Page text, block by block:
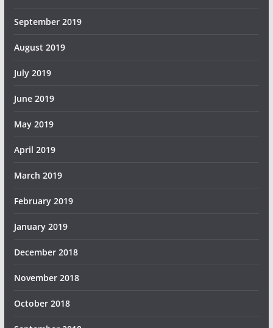
September 2019
August 2019
July 2019
June 2019
May 2019
April 2019
March 2019
February 2019
January 2019
December 2018
November 2018
October 2018